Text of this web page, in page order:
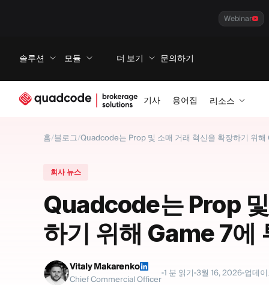
Webinar
솔루션 모듈 더 보기 문의하기
기사 용어집 리소스
홈/블로그/Quadcode는 Prop 및 소매 거래 혁신을 확장하기 위해
회사 뉴스
Quadcode는 Prop
하기 위해 Game 7에
Vitaly Makarenko
Chief Commercial Officer
1 분 읽기 3월 16, 2026 업데